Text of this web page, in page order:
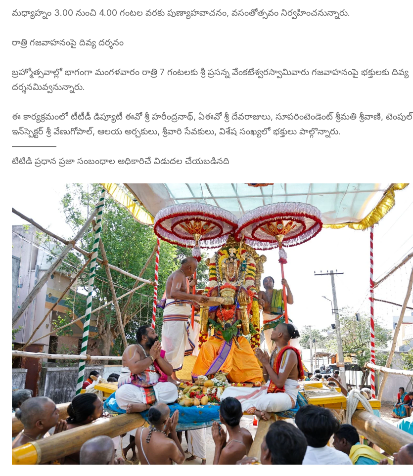
మధ్యాహ్నం 3.00 నుంచి 4.00 గంటల వరకు పుణ్యాహవాచనం, వసంతోత్సవం నిర్వహించనున్నారు.
రాత్రి గజవాహనంపై దివ్య దర్శనం
బ్రహ్మోత్సవాల్లో భాగంగా మంగళవారం రాత్రి 7 గంటలకు శ్రీ ప్రసన్న వేంకటేశ్వరస్వామివారు గజవాహనంపై భక్తులకు దివ్య
దర్శనమివ్వనున్నారు.
ఈ కార్యక్రమంలో టీటీడీ డిప్యూటీ ఈవో శ్రీ హరీంద్రనాథ్, ఏఈవో శ్రీ దేవరాజులు, సూపరింటెండెంట్ శ్రీమతి శ్రీవాణి, టెంపుల్
ఇన్‌స్పెక్టర్ శ్రీ వేణుగోపాల్, ఆలయ అర్చకులు, శ్రీవారి సేవకులు, విశేష సంఖ్యలో భక్తులు పాల్గొన్నారు.
—————
టిటిడి ప్రధాన ప్రజా సంబంధాల అధికారిచే విడుదల చేయబడినది